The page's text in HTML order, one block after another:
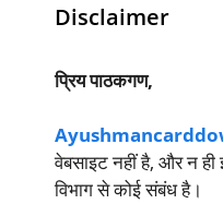
Disclaimer
प्रिय पाठकगण,
वेबसाइट नहीं है, और न ही
विभाग से कोई संबंध है।